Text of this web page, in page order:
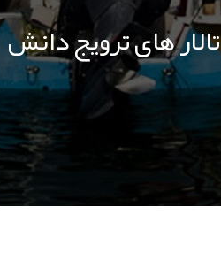
تالار های ترویج دانش